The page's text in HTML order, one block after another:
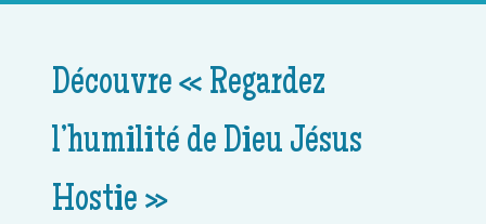
Découvre « Regardez
l’humilité de Dieu Jésus
Hostie »